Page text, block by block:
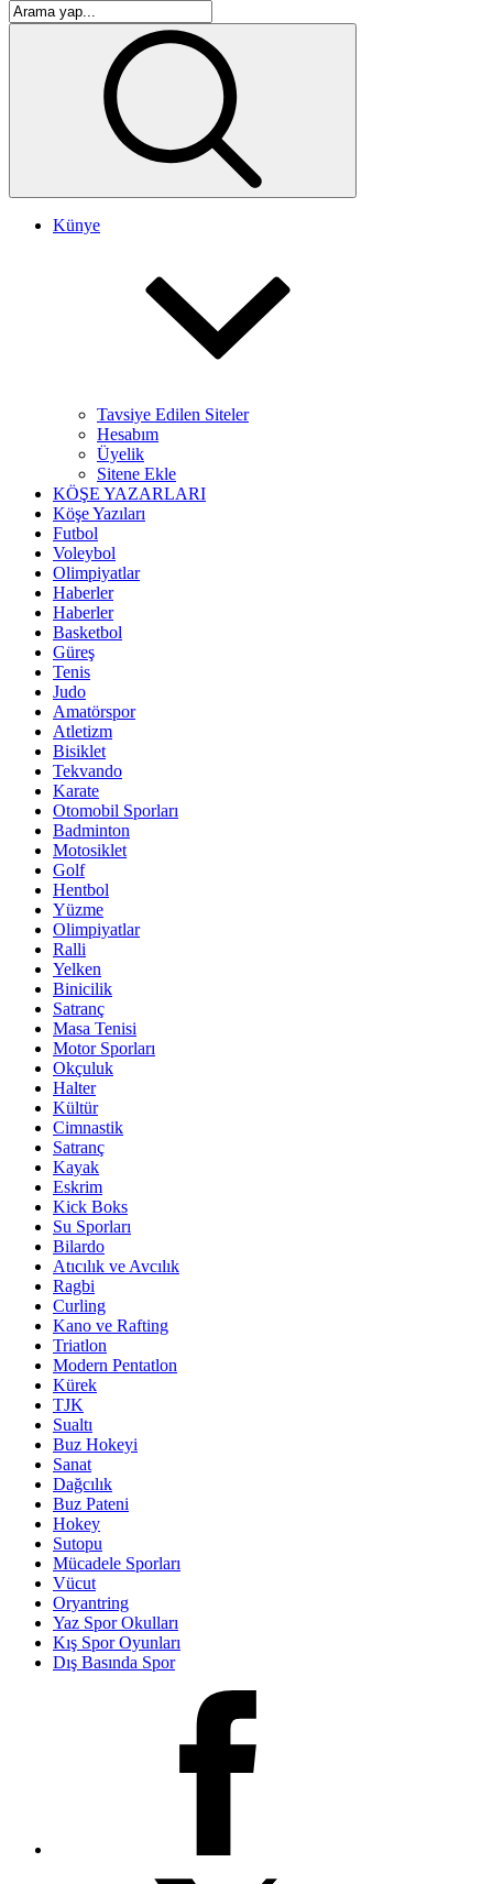
Künye
Tavsiye Edilen Siteler
Hesabım
Üyelik
Sitene Ekle
KÖŞE YAZARLARI
Köşe Yazıları
Futbol
Voleybol
Olimpiyatlar
Haberler
Haberler
Basketbol
Güreş
Tenis
Judo
Amatörspor
Atletizm
Bisiklet
Tekvando
Karate
Otomobil Sporları
Badminton
Motosiklet
Golf
Hentbol
Yüzme
Olimpiyatlar
Ralli
Yelken
Binicilik
Satranç
Masa Tenisi
Motor Sporları
Okçuluk
Halter
Kültür
Cimnastik
Satranç
Kayak
Eskrim
Kick Boks
Su Sporları
Bilardo
Atıcılık ve Avcılık
Ragbi
Curling
Kano ve Rafting
Triatlon
Modern Pentatlon
Kürek
TJK
Sualtı
Buz Hokeyi
Sanat
Dağcılık
Buz Pateni
Hokey
Sutopu
Mücadele Sporları
Vücut
Oryantring
Yaz Spor Okulları
Kış Spor Oyunları
Dış Basında Spor